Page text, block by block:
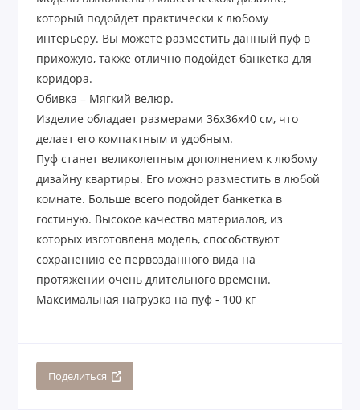
который подойдет практически к любому
интерьеру. Вы можете разместить данный пуф в
прихожую, также отлично подойдет банкетка для
коридора.
Обивка – Мягкий велюр.
Изделие обладает размерами 36x36x40 см, что
делает его компактным и удобным.
Пуф станет великолепным дополнением к любому
дизайну квартиры. Его можно разместить в любой
комнате. Больше всего подойдет банкетка в
гостиную. Высокое качество материалов, из
которых изготовлена модель, способствуют
сохранению ее первозданного вида на
протяжении очень длительного времени.
Максимальная нагрузка на пуф - 100 кг
Поделиться